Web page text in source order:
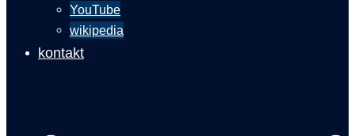
YouTube
wikipedia
kontakt